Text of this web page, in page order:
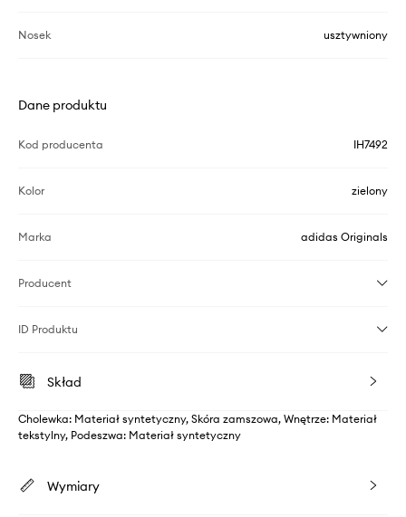
Nosek usztywniony
Dane produktu
Kod producenta IH7492
Kolor zielony
Marka adidas Originals
Producent
ID Produktu
Skład
Cholewka: Materiał syntetyczny, Skóra zamszowa, Wnętrze: Materiał
tekstylny, Podeszwa: Materiał syntetyczny
Wymiary